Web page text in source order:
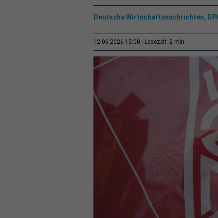
Deutsche Wirtschaftsnachrichten,
12.06.2026 15:00 Lesezeit: 2 min